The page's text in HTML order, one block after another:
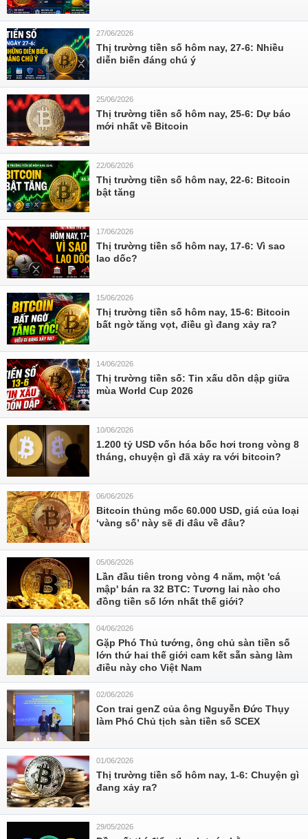
27/06/2026
Thị trường tiền số hôm nay, 27-6: Nhiều
diễn biến đáng chú ý
25/06/2026
Thị trường tiền số hôm nay, 25-6: Dự báo
mới nhất về Bitcoin
22/06/2026
Thị trường tiền số hôm nay, 22-6: Bitcoin
bật tăng
17/06/2026
Thị trường tiền số hôm nay, 17-6: Vì sao
lao dốc?
15/06/2026
Thị trường tiền số hôm nay, 15-6: Bitcoin
bất ngờ tăng vọt, điều gì đang xảy ra?
14/06/2026
Thị trường tiền số: Tin xấu dồn dập giữa
mùa World Cup 2026
10/06/2026
1.200 tỷ USD vốn hóa bốc hơi trong vòng 8
tháng, chuyện gì đã xảy ra với bitcoin?
06/06/2026
Bitcoin thủng mốc 60.000 USD, giá của loại
‘vàng số’ này sẽ đi đâu về đâu?
05/06/2026
Lần đầu tiên trong vòng 4 năm, một 'cá
mập' bán ra 32 BTC: Tương lai nào cho
đồng tiền số lớn nhất thế giới?
04/06/2026
Gặp Phó Thủ tướng, ông chủ sàn tiền số
lớn thứ hai thế giới cam kết sẵn sàng làm
điều này cho Việt Nam
02/06/2026
Con trai genZ của ông Nguyễn Đức Thụy
làm Phó Chủ tịch sàn tiền số SCEX
01/06/2026
Thị trường tiền số hôm nay, 1-6: Chuyện gì
đang xảy ra?
29/05/2026